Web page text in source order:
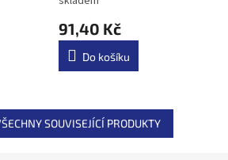
91,40 Kč
Do košíku
SOUVISEJÍCÍ PRODUKTY